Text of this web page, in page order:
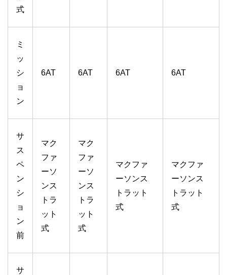
式
ミ
ッ
シ
ョ
ン
6AT 6AT 6AT 6AT
サ
ス
ペ
ン
シ
ョ
ン
前
マク
ファ
ーソ
ンス
トラ
ット
式
マク
ファ
ーソ
ンス
トラ
ット
式
マクファ
ーソンス
トラット
式
マクファ
ーソンス
トラット
式
サ